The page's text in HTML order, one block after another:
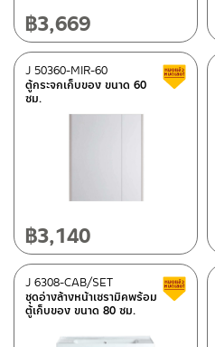
฿3,669
ตู้กระจกเก็บของ ขนาด 60
ซม.
J 50360-MIR-60
฿3,140
ชุดอ่างล้างหน้าเซรามิคพร้อม
ตู้เก็บของ ขนาด 80 ซม.
J 6308-CAB/SET